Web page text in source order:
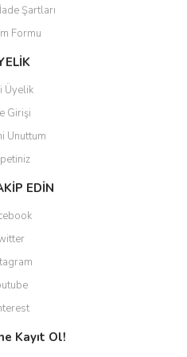
Şartları
Formu
Üyelik
Girişi
Unuttum
EDİN
Kayıt Ol!